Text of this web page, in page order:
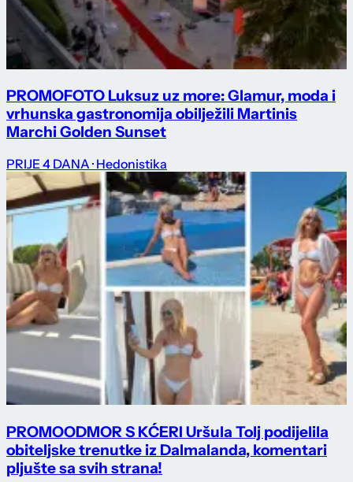
PROMOFOTO Luksuz uz more: Glamur, moda i
vrhunska gastronomija obilježili Martinis
Marchi Golden Sunset
PRIJE 4 DANA · Hedonistika
PROMOODMOR S KĆERI Uršula Tolj podijelila
obiteljske trenutke iz Dalmalanda, komentari
pljušte sa svih strana!